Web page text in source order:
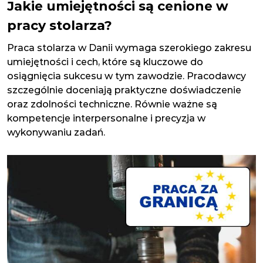
Jakie umiejętności są cenione w
pracy stolarza?
Praca stolarza w Danii wymaga szerokiego zakresu
umiejętności i cech, które są kluczowe do
osiągnięcia sukcesu w tym zawodzie. Pracodawcy
szczególnie doceniają praktyczne doświadczenie
oraz zdolności techniczne. Równie ważne są
kompetencje interpersonalne i precyzja w
wykonywaniu zadań.